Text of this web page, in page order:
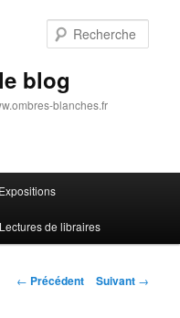
blog
blanches.fr
Expositions
Lectures de libraires
Navigation
← Précédent Suivant →